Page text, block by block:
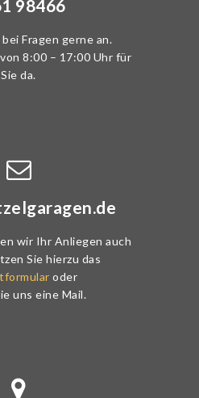
98466
Fragen gerne an.
8:00 – 17:00 Uhr für
Sie da.
wir Ihr Anliegen auch
Sie hierzu das
oder
uns eine Mail.